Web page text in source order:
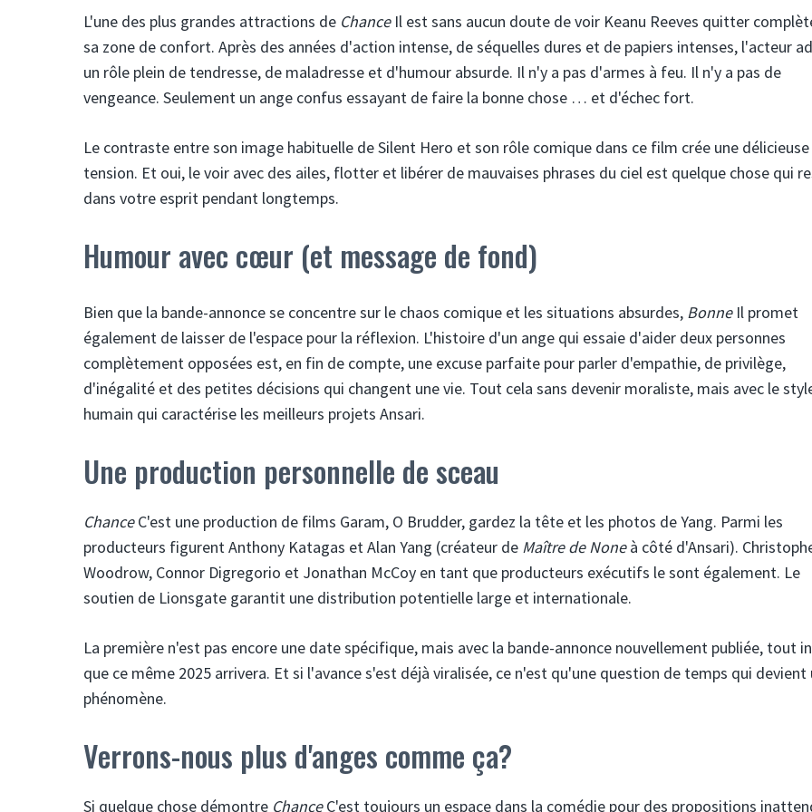
L'une des plus grandes attractions de ChanceIl est sans aucun doute de voir Keanu Reeves quitter
sa zone de confort. Après des années d'action intense, de séquelles dures et de papiers intenses, l'acteur
un rôle plein de tendresse, de maladresse et d'humour absurde. Il n'y a pas d'armes à feu. Il n'y a pas de
vengeance. Seulement un ange confus essayant de faire la bonne chose … et d'échec fort.
Le contraste entre son image habituelle de Silent Hero et son rôle comique dans ce film crée une délicieuse
tension. Et oui, le voir avec des ailes, flotter et libérer de mauvaises phrases du ciel est quelque chose qui
dans votre esprit pendant longtemps.
Humour avec cœur (et message de fond)
Bien que la bande-annonce se concentre sur le chaos comique et les situations absurdes, BonneIl promet
également de laisser de l'espace pour la réflexion. L'histoire d'un ange qui essaie d'aider deux personnes
complètement opposées est, en fin de compte, une excuse parfaite pour parler d'empathie, de privilège,
d'inégalité et des petites décisions qui changent une vie. Tout cela sans devenir moraliste, mais avec le
humain qui caractérise les meilleurs projets Ansari.
Une production personnelle de sceau
ChanceC'est une production de films Garam, O Brudder, gardez la tête et les photos de Yang. Parmi les
producteurs figurent Anthony Katagas et Alan Yang (créateur de Maître de Noneà côté d'Ansari).
Woodrow, Connor Digregorio et Jonathan McCoy en tant que producteurs exécutifs le sont également. Le
soutien de Lionsgate garantit une distribution potentielle large et internationale.
La première n'est pas encore une date spécifique, mais avec la bande-annonce nouvellement publiée, tout
que ce même 2025 arrivera. Et si l'avance s'est déjà viralisée, ce n'est qu'une question de temps qui devient
phénomène.
Verrons-nous plus d'anges comme ça?
Si quelque chose démontre ChanceC'est toujours un espace dans la comédie pour des propositions